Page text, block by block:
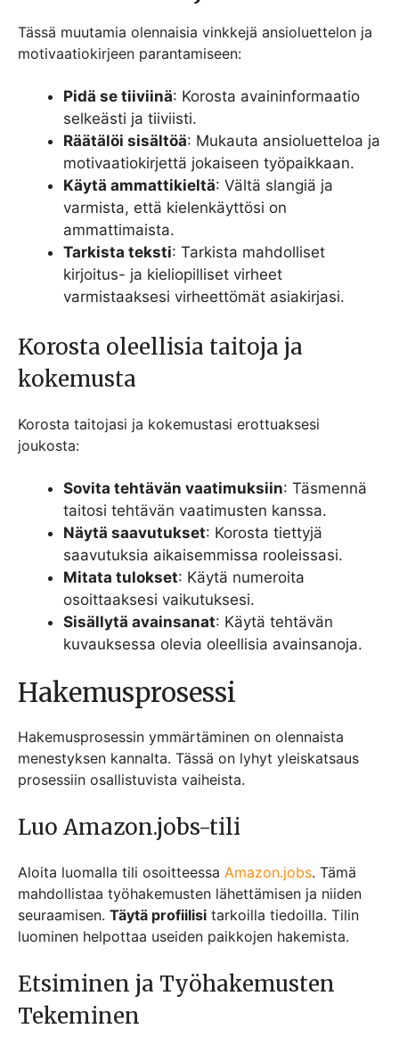
Tässä muutamia olennaisia vinkkejä ansioluettelon ja
motivaatiokirjeen parantamiseen:
Pidä se tiiviinä: Korosta avaininformaatio
selkeästi ja tiiviisti.
Räätälöi sisältöä: Mukauta ansioluetteloa ja
motivaatiokirjettä jokaiseen työpaikkaan.
Käytä ammattikieltä: Vältä slangiä ja
varmista, että kielenkäyttösi on
ammattimaista.
Tarkista teksti: Tarkista mahdolliset
kirjoitus- ja kieliopilliset virheet
varmistaaksesi virheettömät asiakirjasi.
Korosta oleellisia taitoja ja
kokemusta
Korosta taitojasi ja kokemustasi erottuaksesi
joukosta:
Sovita tehtävän vaatimuksiin: Täsmennä
taitosi tehtävän vaatimusten kanssa.
Näytä saavutukset: Korosta tiettyjä
saavutuksia aikaisemmissa rooleissasi.
Mitata tulokset: Käytä numeroita
osoittaaksesi vaikutuksesi.
Sisällytä avainsanat: Käytä tehtävän
kuvauksessa olevia oleellisia avainsanoja.
Hakemusprosessi
Hakemusprosessin ymmärtäminen on olennaista
menestyksen kannalta. Tässä on lyhyt yleiskatsaus
prosessiin osallistuvista vaiheista.
Luo Amazon.jobs-tili
Aloita luomalla tili osoitteessa Amazon.jobs. Tämä
mahdollistaa työhakemusten lähettämisen ja niiden
seuraamisen. Täytä profiilisi tarkoilla tiedoilla. Tilin
luominen helpottaa useiden paikkojen hakemista.
Etsiminen ja Työhakemusten
Tekeminen